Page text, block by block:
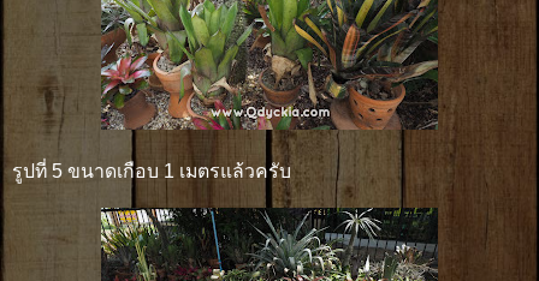
รูปที่ 5 ขนาดเกือบ 1 เมตรแล้วครับ